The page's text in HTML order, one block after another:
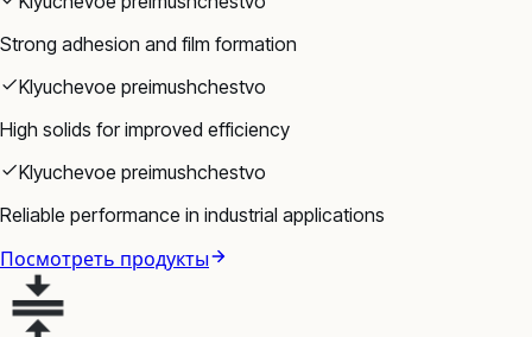
Strong adhesion and film formation
Klyuchevoe preimushchestvo
High solids for improved efficiency
Klyuchevoe preimushchestvo
Reliable performance in industrial applications
Посмотреть продукты